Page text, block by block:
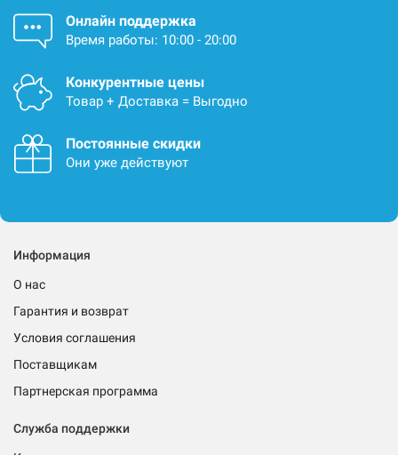
Онлайн поддержка
Время работы: 10:00 - 20:00
Конкурентные цены
Товар + Доставка = Выгодно
Постоянные скидки
Они уже действуют
Информация
О нас
Гарантия и возврат
Условия соглашения
Поставщикам
Партнерская программа
Служба поддержки